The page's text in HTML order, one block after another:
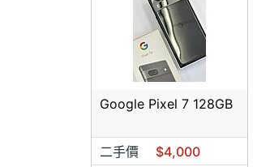
Google Pixel 7 128GB
二手價
$4,000